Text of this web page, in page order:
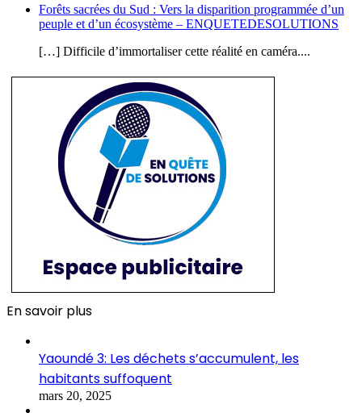
Forêts sacrées du Sud : Vers la disparition programmée d’un
peuple et d’un écosystème – ENQUETEDESOLUTIONS
[…] Difficile d’immortaliser cette réalité en caméra....
En savoir plus
Yaoundé 3: Les déchets s’accumulent, les
habitants suffoquent
mars 20, 2025